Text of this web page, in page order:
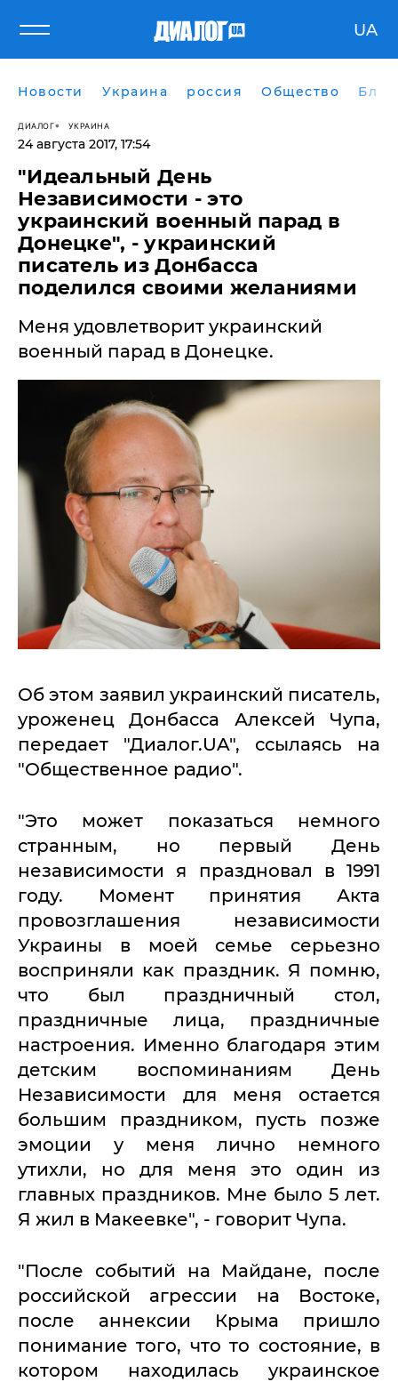
UA
Новости Украина россия Общество
ДИАЛОГ УКРАИНА
24 августа 2017, 17:54
"Идеальный День
Независимости - это
украинский военный парад в
Донецке", - украинский
писатель из Донбасса
поделился своими желаниями
Меня удовлетворит украинский
военный парад в Донецке.
Об этом заявил украинский писатель,
уроженец Донбасса Алексей Чупа,
передает "Диалог.UA", ссылаясь на
"Общественное радио".
"Это может показаться немного
странным, но первый День
независимости я праздновал в 1991
году. Момент принятия Акта
провозглашения независимости
Украины в моей семье серьезно
восприняли как праздник. Я помню,
что был праздничный стол,
праздничные лица, праздничные
настроения. Именно благодаря этим
детским воспоминаниям День
Независимости для меня остается
большим праздником, пусть позже
эмоции у меня лично немного
утихли, но для меня это один из
главных праздников. Мне было 5 лет.
Я жил в Макеевке", - говорит Чупа.
"После событий на Майдане, после
российской агрессии на Востоке,
после аннексии Крыма пришло
понимание того, что то состояние, в
котором находилась украинское